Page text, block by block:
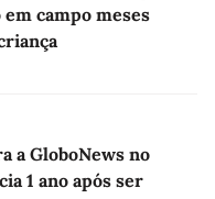
campo meses
a GloboNews no
1 ano após ser